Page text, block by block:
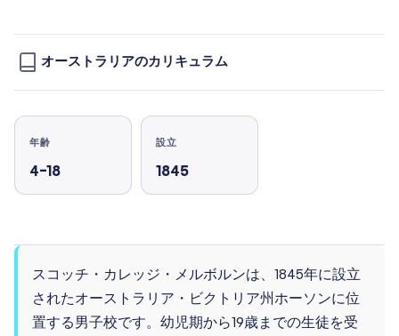
オーストラリアのカリキュラム
年齢
4–18
設立
1845
スコッチ・カレッジ・メルボルンは、1845年に設立
されたオーストラリア・ビクトリア州ホーソンに位
置する男子校です。幼児期から19歳までの生徒を受